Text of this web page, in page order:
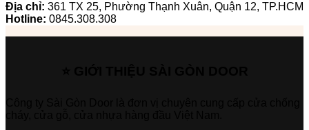
Địa chỉ: 361 TX 25, Phường Thạnh Xuân, Quận 12, TP.HCM
Hotline: 0845.308.308